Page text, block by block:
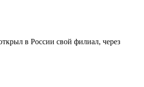
в России свой филиал, через